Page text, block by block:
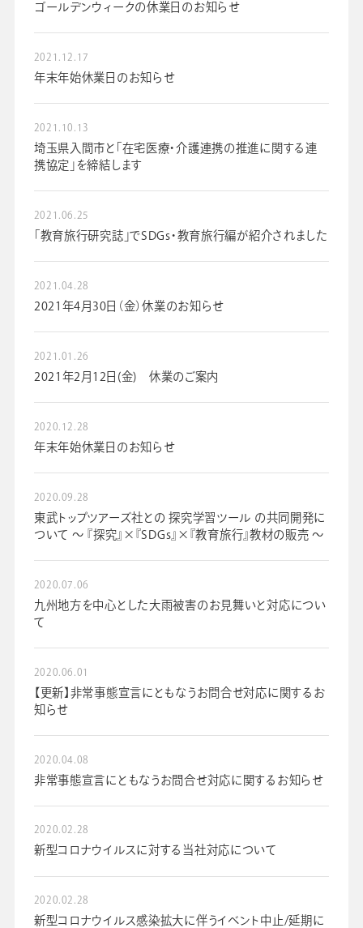
ゴールデンウィークの休業日のお知らせ
2021.12.17
年末年始休業日のお知らせ
2021.10.13
埼玉県入間市と「在宅医療・介護連携の推進に関する連
携協定」を締結します
2021.06.25
「教育旅行研究誌」でSDGs・教育旅行編が紹介されました
2021.04.28
2021年4月30日（金）休業のお知らせ
2021.01.26
2021年2月12日(金) 休業のご案内
2020.12.28
年末年始休業日のお知らせ
2020.09.28
東武トップツアーズ社との 探究学習ツール の共同開発に
ついて ～ 『探究』×『SDGs』×『教育旅行』教材の販売 ～
2020.07.06
九州地方を中心とした大雨被害のお見舞いと対応につい
て
2020.06.01
【更新】非常事態宣言にともなうお問合せ対応に関するお
知らせ
2020.04.08
非常事態宣言にともなうお問合せ対応に関するお知らせ
2020.02.28
新型コロナウイルスに対する当社対応について
2020.02.28
新型コロナウイルス感染拡大に伴うイベント中止/延期に